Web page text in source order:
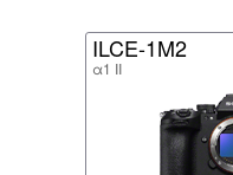
ILCE-1M2
α1 II